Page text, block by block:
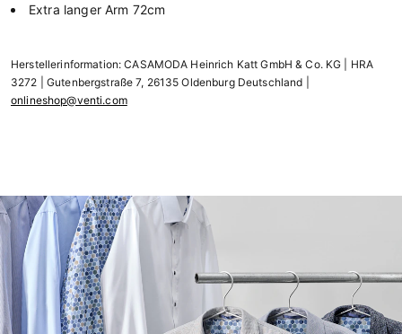
Extra langer Arm 72cm
Herstellerinformation: CASAMODA Heinrich Katt GmbH & Co. KG | HRA
3272 | Gutenbergstraße 7, 26135 Oldenburg Deutschland |
onlineshop@venti.com